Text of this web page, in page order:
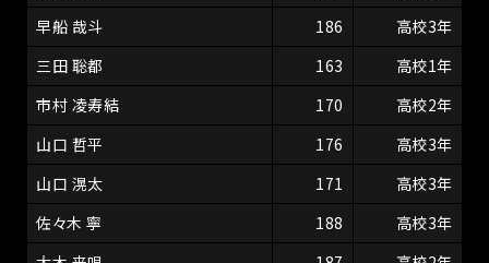
早船 哉斗
186
高校3年
三田 聡都
163
高校1年
市村 凌寿結
170
高校2年
山口 哲平
176
高校3年
山口 滉太
171
高校3年
佐々木 寧
188
高校3年